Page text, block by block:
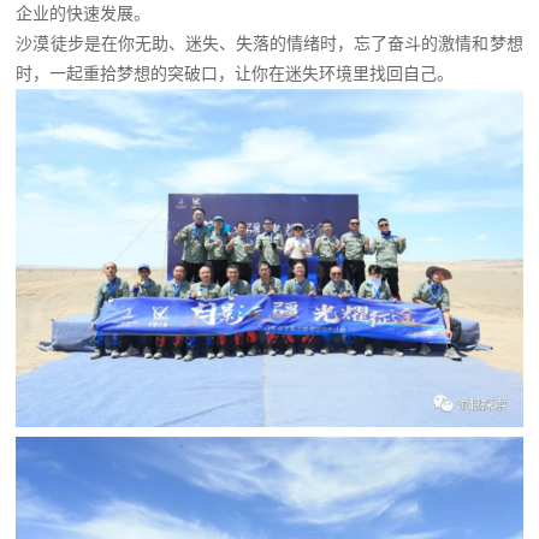
企业的快速发展。
沙漠徒步是在你无助、迷失、失落的情绪时，忘了奋斗的激情和梦想
时，一起重拾梦想的突破口，让你在迷失环境里找回自己。